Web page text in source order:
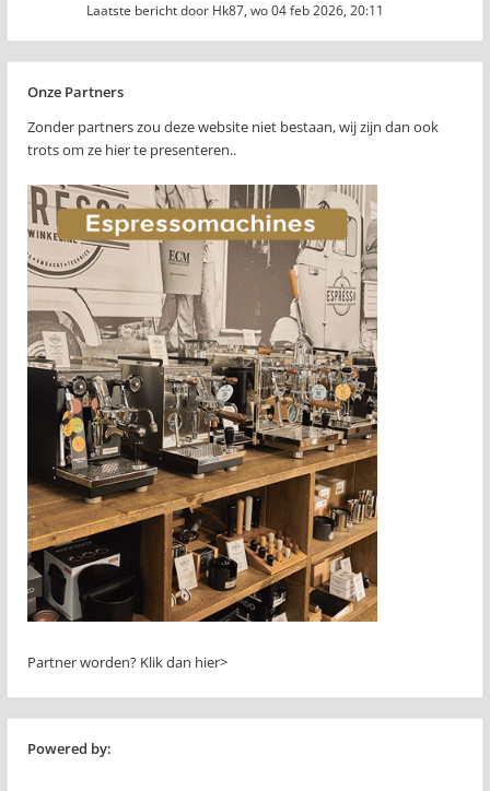
Laatste bericht door Hk87, wo 04 feb 2026, 20:11
Onze Partners
Zonder partners zou deze website niet bestaan, wij zijn dan ook
trots om ze hier te presenteren..
Partner worden? Klik dan hier>
Powered by: